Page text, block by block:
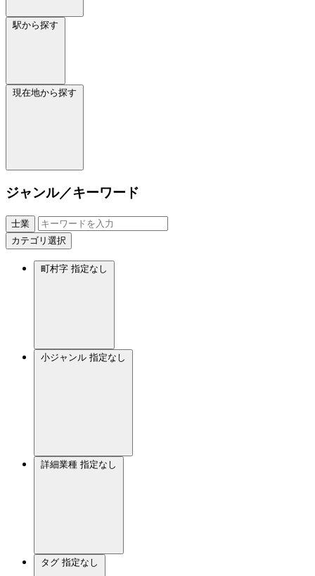
駅から探す
現在地から探す
ジャンル／キーワード
士業
カテゴリ選択
町村字 指定なし
小ジャンル 指定なし
詳細業種 指定なし
タグ 指定なし